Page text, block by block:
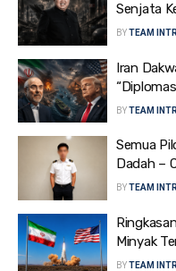
Senjata
BYTEAM
Iran
BYTEAM
Semua
Dadah –
BYTEAM
Minyak
BYTEAM